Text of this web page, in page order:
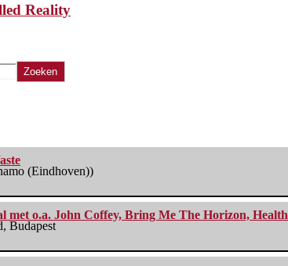
Reality
Zoeken
(Eindhoven))
met o.a. John Coffey, Bring Me The Horizon, Health
Budapest